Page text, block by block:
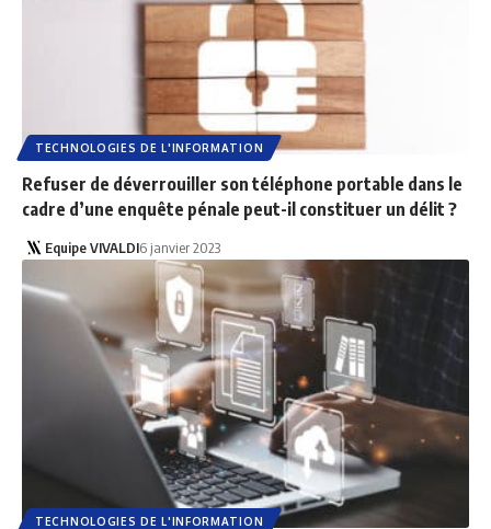
TECHNOLOGIES DE L'INFORMATION
Refuser de déverrouiller son téléphone portable dans le
cadre d’une enquête pénale peut-il constituer un délit ?
Equipe VIVALDI6 janvier 2023
TECHNOLOGIES DE L'INFORMATION